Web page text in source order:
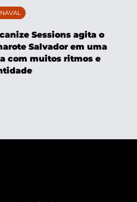
Sessions agita o
Salvador em uma
com muitos ritmos e